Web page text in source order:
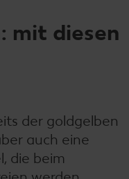
mit diesen
der goldgelben
auch eine
die beim